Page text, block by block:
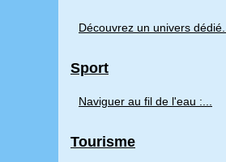
Découvrez un univers dédié...
Sport
Naviguer au fil de l'eau :...
Tourisme